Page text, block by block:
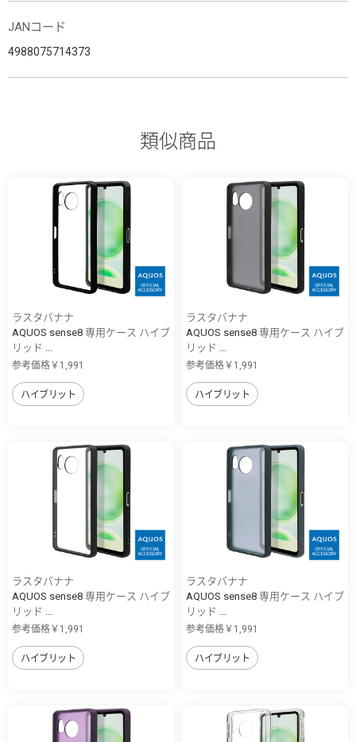
JANコード
4988075714373
類似商品
ラスタバナナ
AQUOS sense8 専用ケース ハイブ
リッド ...
参考価格￥1,991
ハイブリット
ラスタバナナ
AQUOS sense8 専用ケース ハイブ
リッド ...
参考価格￥1,991
ハイブリット
ラスタバナナ
AQUOS sense8 専用ケース ハイブ
リッド ...
参考価格￥1,991
ハイブリット
ラスタバナナ
AQUOS sense8 専用ケース ハイブ
リッド ...
参考価格￥1,991
ハイブリット